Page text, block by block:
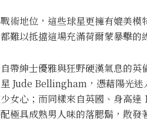
術地位，這些球星更擁有媲美
難以抵擋這場充滿荷爾蒙暴擊的
帶紳士優雅與狂野硬漢氣息的
Jude Bellingham，憑藉陽光
女心；而同樣來自英國、身高
極具成熟男人味的落腮鬍，散